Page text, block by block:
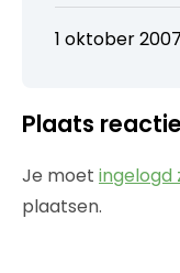
1 oktober
Plaats reactie
Je moet ingelogd
plaatsen.